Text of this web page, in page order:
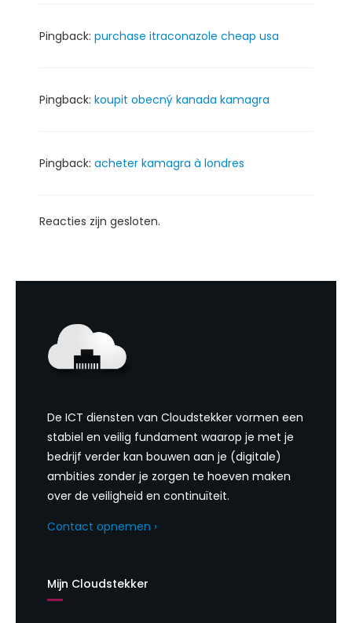
Pingback: purchase itraconazole cheap usa
Pingback: koupit obecný kanada kamagra
Pingback: acheter kamagra à londres
Reacties zijn gesloten.
De ICT diensten van Cloudstekker vormen een
stabiel en veilig fundament waarop je met je
bedrijf verder kan bouwen aan je (digitale)
ambities zonder je zorgen te hoeven maken
over de veiligheid en continuïteit.
Contact opnemen ›
Mijn Cloudstekker